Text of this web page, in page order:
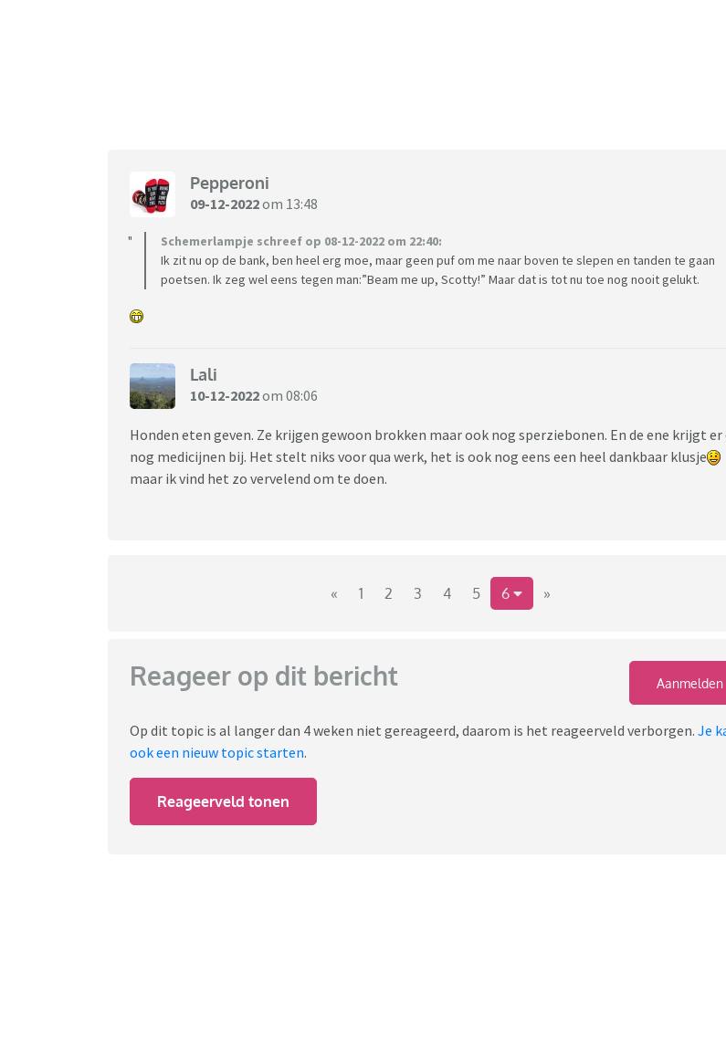
Pepperoni
09-12-2022om 13:48
Schemerlampje schreef op 08-12-2022 om 22:40:
Ik zit nu op de bank, ben heel erg moe, maar geen puf om me naar boven te slepen en tanden te gaan
poetsen. Ik zeg wel eens tegen man:”Beam me up, Scotty!” Maar dat is tot nu toe nog nooit gelukt.
Lali
10-12-2022om 08:06
Honden eten geven. Ze krijgen gewoon brokken maar ook nog sperziebonen. En de ene krijgt er
nog medicijnen bij. Het stelt niks voor qua werk, het is ook nog eens een heel dankbaar klusje
maar ik vind het zo vervelend om te doen.
« 1 2 3 4 5 6 »
Reageer op dit bericht Aanmelden
Op dit topic is al langer dan 4 weken niet gereageerd, daarom is het reageerveld verborgen. Je
ook een nieuw topic starten.
Reageerveld tonen